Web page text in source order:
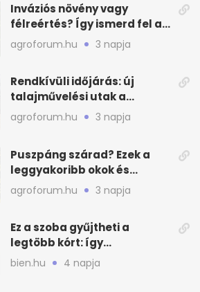
Inváziós növény vagy
félreértés? Így ismerd fel a
valódi kockázatot
agroforum.hu 3 napja
Rendkívüli időjárás: új
talajművelési utak a
gazdáknak
agroforum.hu 3 napja
Puszpáng szárad? Ezek a
leggyakoribb okok és
teendők
agroforum.hu 3 napja
Ez a szoba gyűjtheti a
legtöbb kórt: így
mélytisztítsd otthon
bien.hu 4 napja